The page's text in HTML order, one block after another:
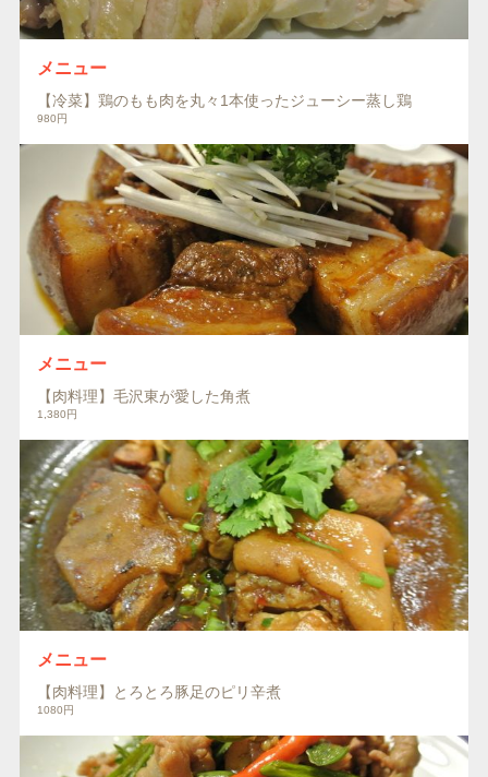
メニュー
【冷菜】鶏のもも肉を丸々1本使ったジューシー蒸し鶏
980円
メニュー
【肉料理】毛沢東が愛した角煮
1,380円
メニュー
【肉料理】とろとろ豚足のピリ辛煮
1080円